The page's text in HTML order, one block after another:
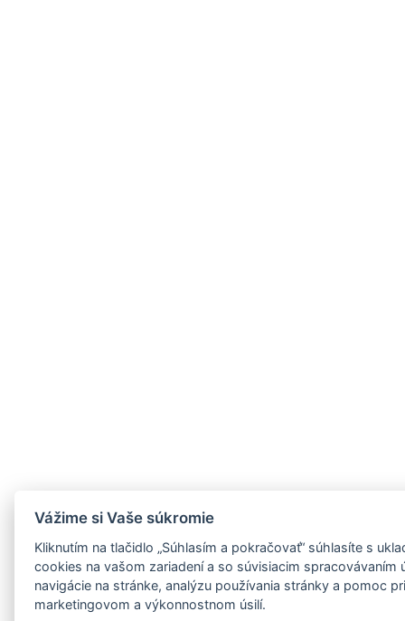
Vážime si Vaše súkromie
Kliknutím na tlačidlo „Súhlasím a pokračovať“ súhlasíte s
cookies na vašom zariadení a so súvisiacim spracovávaním
navigácie na stránke, analýzu používania stránky a pomoc
marketingovom a výkonnostnom úsilí.